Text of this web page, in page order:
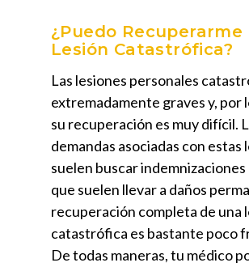
¿Puedo Recuperarme
Lesión Catastrófica?
Las lesiones personales
extremadamente graves y, por
su recuperación es muy difícil.
demandas asociadas con estas
suelen buscar indemnizaciones
que suelen llevar a daños
recuperación completa de una
catastrófica es bastante poco
De todas maneras, tu médico